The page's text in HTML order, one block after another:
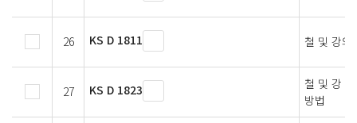
26 KS D 1811 철 및 강의
27 KS D 1823
철 및 강 —
방법